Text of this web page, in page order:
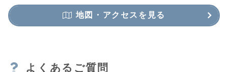
地図・アクセスを見る
よくあるご質問